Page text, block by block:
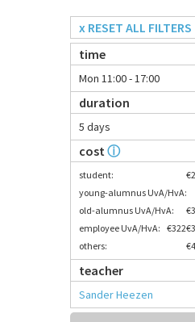
x RESET ALL FILTERS
time
Mon 11:00 - 17:00
duration
5 days
costⓘ
student:
young-alumnus UvA/HvA:
old-alumnus UvA/HvA:
employee UvA/HvA: €322
others:
teacher
Sander Heezen